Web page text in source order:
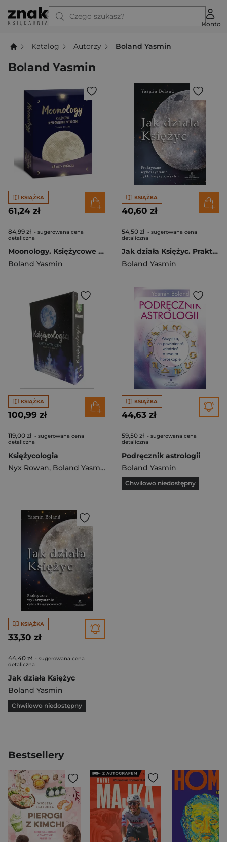
Czego szukasz?
Konto
Katalog Autorzy Boland Yasmin
Boland Yasmin
KSIĄŻKA
61,24 zł
84,99 zł - sugerowana cena
detaliczna
Moonology. Księżycowe przepowiednie wyroczni
Boland Yasmin
KSIĄŻKA
40,60 zł
54,50 zł - sugerowana cena
detaliczna
Jak działa Księżyc. Praktyczne wykorzystanie cykli księżycowych wyd. 2021
Boland Yasmin
KSIĄŻKA
100,99 zł
119,00 zł - sugerowana cena
detaliczna
Księżycologia
Nyx Rowan, Boland Yasmin
KSIĄŻKA
44,63 zł
59,50 zł - sugerowana cena
detaliczna
Podręcznik astrologii
Boland Yasmin
Chwilowo niedostępny
KSIĄŻKA
33,30 zł
44,40 zł - sugerowana cena
detaliczna
Jak działa Księżyc
Boland Yasmin
Chwilowo niedostępny
Bestsellery